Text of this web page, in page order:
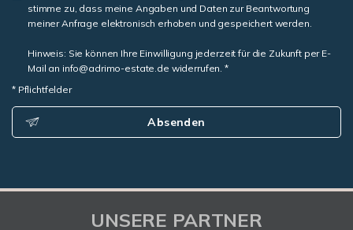
stimme zu, dass meine Angaben und Daten zur Beantwortung
meiner Anfrage elektronisch erhoben und gespeichert werden.
Hinweis: Sie können Ihre Einwilligung jederzeit für die Zukunft per E-
Mail an info@adrimo-estate.de widerrufen. *
* Pflichtfelder
Absenden
UNSERE PARTNER